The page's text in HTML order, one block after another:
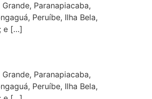
Paranapiacaba,
Peruíbe, Ilha Bela,
e […]
Paranapiacaba,
Peruíbe, Ilha Bela,